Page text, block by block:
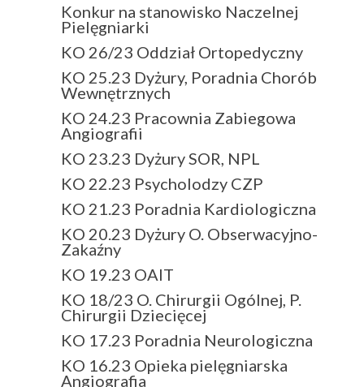
Konkur na stanowisko Naczelnej
Pielęgniarki
KO 26/23 Oddział Ortopedyczny
KO 25.23 Dyżury, Poradnia Chorób
Wewnętrznych
KO 24.23 Pracownia Zabiegowa
Angiografii
KO 23.23 Dyżury SOR, NPL
KO 22.23 Psycholodzy CZP
KO 21.23 Poradnia Kardiologiczna
KO 20.23 Dyżury O. Obserwacyjno-
Zakaźny
KO 19.23 OAIT
KO 18/23 O. Chirurgii Ogólnej, P.
Chirurgii Dziecięcej
KO 17.23 Poradnia Neurologiczna
KO 16.23 Opieka pielęgniarska
Angiografia